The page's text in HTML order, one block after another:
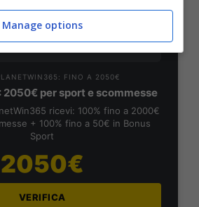
FINO A 2050€
per sport e scommesse
ricevi: 100% fino a 2000€
+ 100% fino a 50€ in Bonus
Sport
2050€
VERIFICA
Manage options